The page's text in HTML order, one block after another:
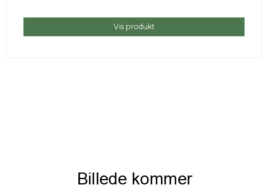
Vis produkt